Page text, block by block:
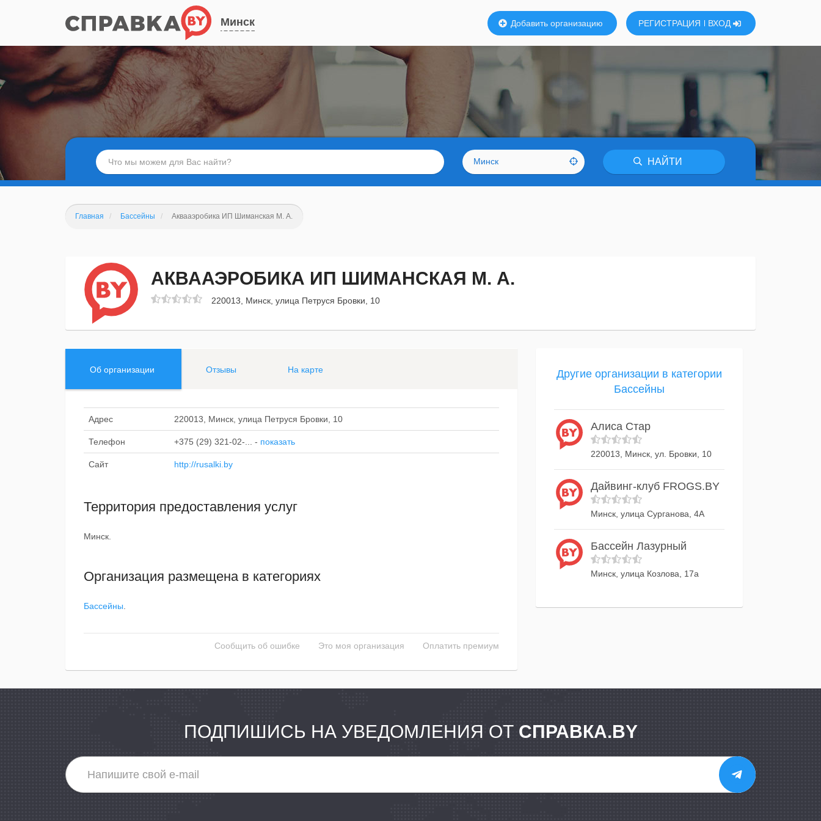
Минск Добавить организацию РЕГИСТРАЦИЯ ВХОД
Минск НАЙТИ
Главная Бассейны Аквааэробика ИП Шиманская М. А.
АКВААЭРОБИКА ИП ШИМАНСКАЯ М. А.
220013, Минск, улица Петруся Бровки, 10
Об организации Отзывы На карте
Адрес 220013, Минск, улица Петруся Бровки, 10
Телефон +375 (29) 321-02-... - показать
Сайт http://rusalki.by
Территория предоставления услуг
Минск.
Организация размещена в категориях
Бассейны
Сообщить об ошибке Это моя организация Оплатить премиум
Другие организации в категории
Бассейны
Алиса Стар
220013, Минск, ул. Бровки, 10
Дайвинг-клуб FROGS.BY
Минск, улица Сурганова, 4А
Бассейн Лазурный
Минск, улица Козлова, 17а
ПОДПИШИСЬ НА УВЕДОМЛЕНИЯ ОТ СПРАВКА.BY